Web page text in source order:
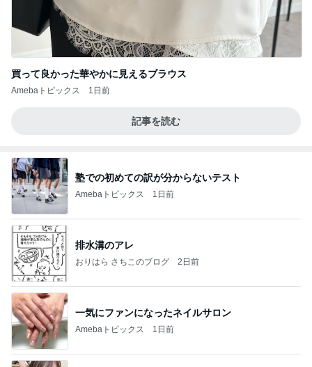
買って良かった華やかに見えるブラウス
Amebaトピックス 1日前
記事を読む
塾での初めての訳が分からないテスト
Amebaトピックス 1日前
排水溝のアレ
おりはら さちこのブログ 2日前
一気にファンになったネイルサロン
Amebaトピックス 1日前